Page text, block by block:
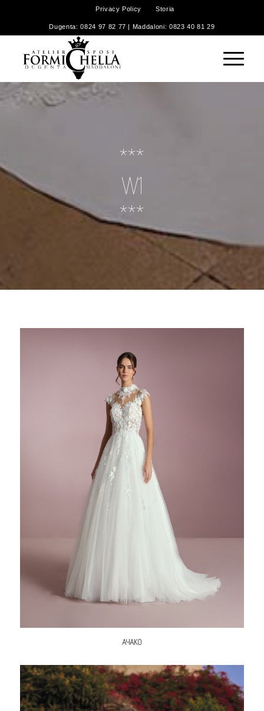
Privacy Policy Storia
Dugenta: 0824 97 82 77 | Maddaloni: 0823 40 81 29
***
W1
***
AYAKO